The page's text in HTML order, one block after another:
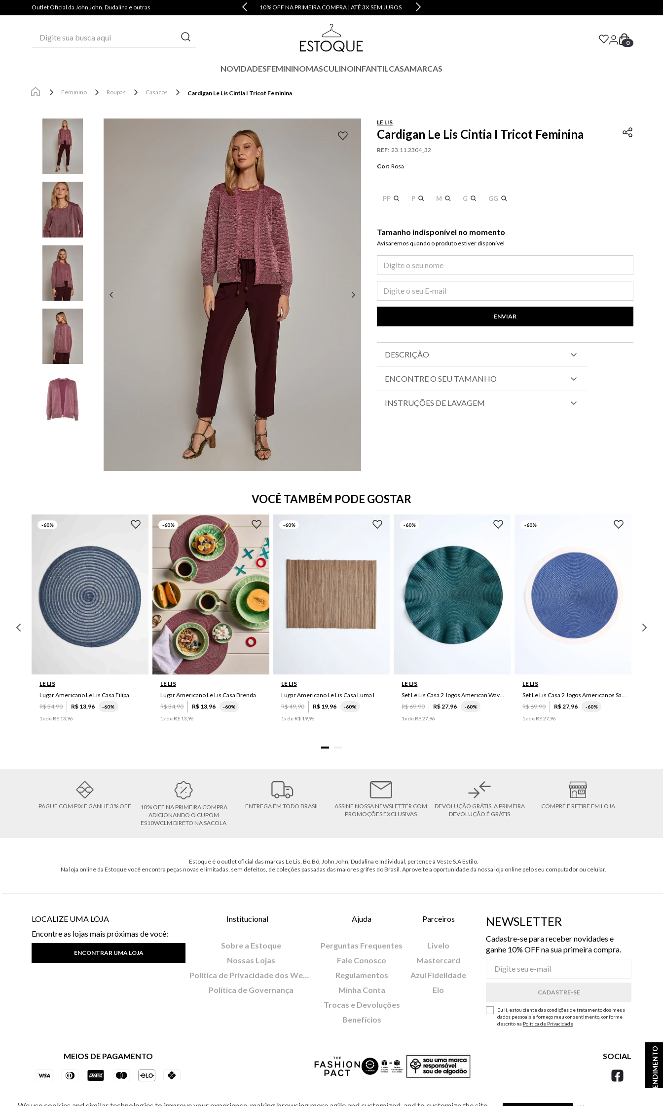
Outlet Oficial da John John, Dudalina e outrasPAGUE COM PIX E GANHE 3% OFF* 10% OFF NA PRIMEIRA COMPRA | ATÉ 3X SEM JUROS
0
NOVIDADESFEMININOMASCULINOINFANTILCASAMARCAS
ATENDIMENTO
Feminino Roupas Casacos Cardigan Le Lis Cintia I Tricot Feminina
LE LIS
Cardigan Le Lis Cintia I Tricot Feminina
REF: 23.11.2304_32
Cor: Rosa
PP P M G GG
Tamanho indisponível no momento
Avisaremos quando o produto estiver disponível​
ENVIAR
DESCRIÇÃO
ENCONTRE O SEU TAMANHO
INSTRUÇÕES DE LAVAGEM
VOCÊ TAMBÉM PODE GOSTAR
-60%
LE LIS
Lugar Americano Le Lis Casa Filipa
R$34,90 R$ 13,96 -60%
1x de R$ 13 96
-60%
UN
LE LIS
Lugar Americano Le Lis Casa Brenda
R$34,90 R$ 13,96 -60%
1x de R$ 13 96
-60%
LE LIS
Lugar Americano Le Lis Casa Luma I
R$49,90 R$ 19,96 -60%
1x de R$ 19, 96
-60%
LE LIS
Set Le Lis Casa 2 Jogos American Wave Green
R$69,90 R$27,96 -60%
1x de R$27 96
-60%
LE LIS
Set Le Lis Casa 2 Jogos Americanos Saruê II
R$69,90 R$27,96 -60%
1x de R$27 96
PAGUE COM PIX E GANHE 3% OFF
10% OFF NA PRIMEIRA COMPRA
ADICIONANDO O CUPOM
ES10WCLM DIRETO NA SACOLA
ENTREGA EM TODO BRASIL
ASSINE NOSSA NEWSLETTER COM
PROMOÇÕES EXCLUSIVAS
DEVOLUÇÃO GRÁTIS, A PRIMEIRA
DEVOLUÇÃO É GRÁTIS
COMPRE E RETIRE EM LOJA
Estoque é o outlet oficial das marcas Le Lis, Bo.Bô, John John, Dudalina e Individual, pertence à Veste S.A Estilo.
Na loja online da Estoque você encontra peças novas e limitadas, sem defeitos, de coleções passadas das maiores grifes do Brasil. Aproveite a oportunidade da nossa loja online pelo seu computador ou celular.
LOCALIZE UMA LOJA
Encontre as lojas mais próximas de você:
ENCONTRAR UMA LOJA
Institucional
Sobre a Estoque
Nossas Lojas
Política de Privacidade dos Websites
Política de Governança
Ajuda
Perguntas Frequentes
Fale Conosco
Regulamentos
Minha Conta
Trocas e Devoluções
Benefícios
Parceiros
Livelo
Mastercard
Azul Fidelidade
Elo
NEWSLETTER
Cadastre-se para receber novidades e
ganhe 10% OFF na sua primeira compra.
Eu li, estou ciente das condições de tratamento dos meus
dados pessoais e forneço meu consentimento, conforme
descrito na Política de Privacidade
MEIOS DE PAGAMENTO SOCIAL